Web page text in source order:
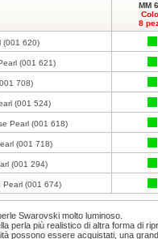
MM
8
(001 620)
(001 621)
708)
(001 524)
Pearl (001 618)
(001 718)
(001 294)
Pearl (001 674)
Swarovski molto luminoso.
perla più realistico di altra forma di
possono essere acquistati, una